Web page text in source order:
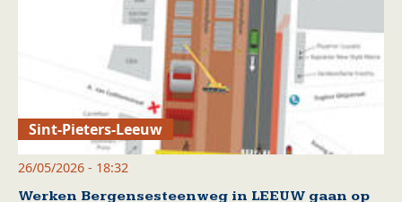
Sint-Pieters-Leeuw
26/05/2026 - 18:32
Werken Bergensesteenweg in LEEUW gaan op